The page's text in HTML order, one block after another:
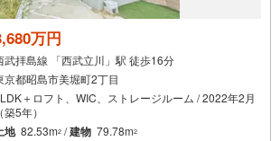
万円
武拝島線 「西武立川」駅 徒歩16分
京都昭島市美堀町2丁目
＋ロフト、WIC、ストレージルーム / 2022年2月
（築5年）
地 82.53m2 /建物 79.78m2